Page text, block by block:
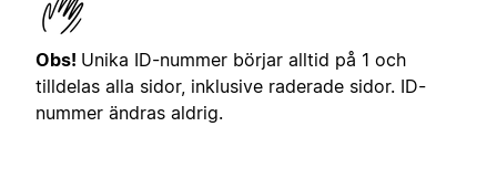
Obs! Unika ID-nummer börjar alltid på 1 och
tilldelas alla sidor, inklusive raderade sidor. ID-
nummer ändras aldrig.